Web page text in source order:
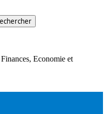
Economie et